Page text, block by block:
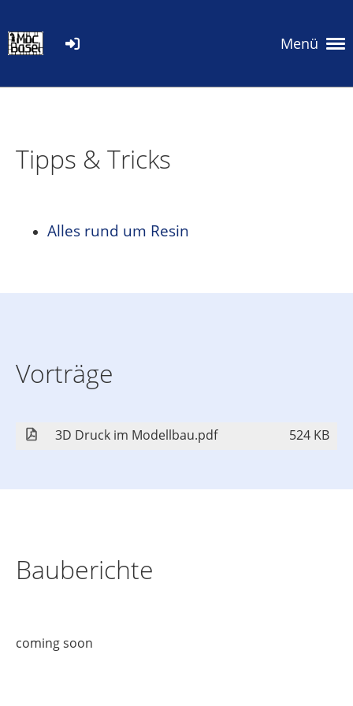
Menü
Tipps & Tricks
Alles rund um Resin
Vorträge
3D Druck im Modellbau.pdf 524 KB
Bauberichte
coming soon